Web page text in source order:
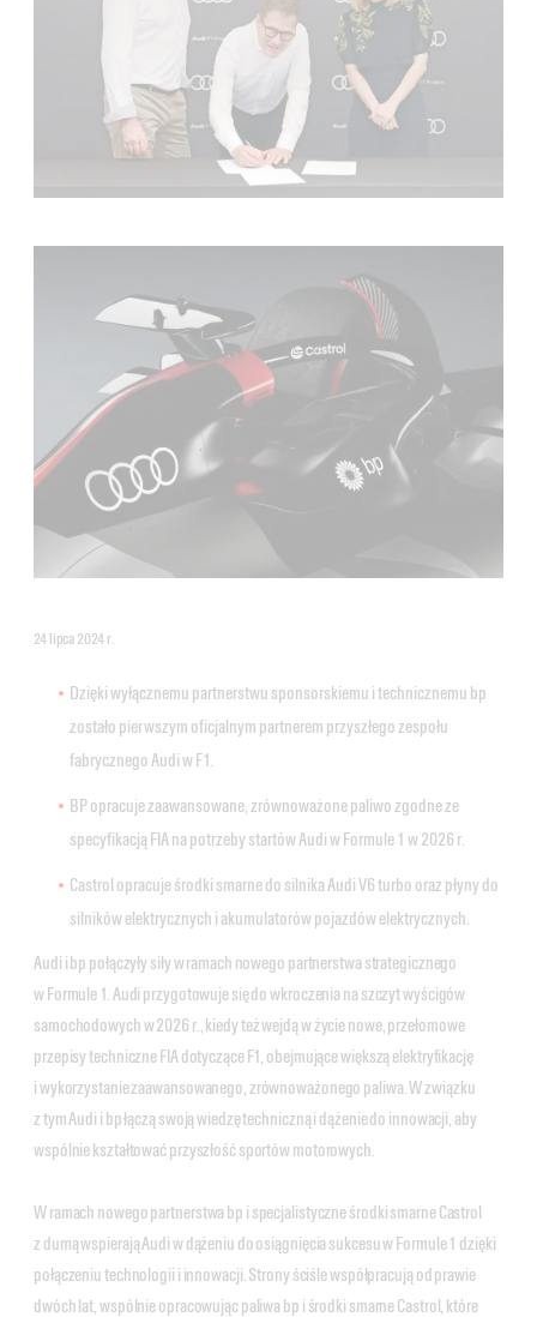
24 lipca 2024 r.
Dzięki wyłącznemu partnerstwu sponsorskiemu i technicznemu bp
zostało pierwszym oficjalnym partnerem przyszłego zespołu
fabrycznego Audi w F1.
BP opracuje zaawansowane, zrównoważone paliwo zgodne ze
specyfikacją FIA na potrzeby startów Audi w Formule 1 w 2026 r.
Castrol opracuje środki smarne do silnika Audi V6 turbo oraz płyny do
silników elektrycznych i akumulatorów pojazdów elektrycznych.
Audi i bp połączyły siły w ramach nowego partnerstwa strategicznego
w Formule 1. Audi przygotowuje się do wkroczenia na szczyt wyścigów
samochodowych w 2026 r., kiedy też wejdą w życie nowe, przełomowe
przepisy techniczne FIA dotyczące F1, obejmujące większą elektryfikację
i wykorzystanie zaawansowanego, zrównoważonego paliwa. W związku
z tym Audi i bp łączą swoją wiedzę techniczną i dążenie do innowacji, aby
wspólnie kształtować przyszłość sportów motorowych.
W ramach nowego partnerstwa bp i specjalistyczne środki smarne Castrol
z dumą wspierają Audi w dążeniu do osiągnięcia sukcesu w Formule 1 dzięki
połączeniu technologii i innowacji. Strony ściśle współpracują od prawie
dwóch lat, wspólnie opracowując paliwa bp i środki smarne Castrol, które